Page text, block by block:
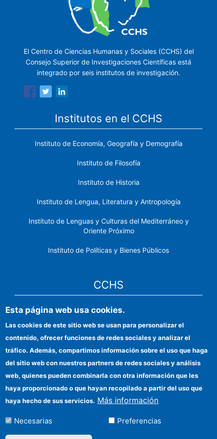
El Centro de Ciencias Humanas y Sociales (CCHS) del
Consejo Superior de Investigaciones Científicas está
integrado por seis institutos de investigación.
Institutos en el CCHS
Instituto de Economía, Geografía y Demografía
Instituto de Filosofía
Instituto de Historia
Instituto de Lengua, Literatura y Antropología
Instituto de Lenguas y Culturas del Mediterráneo y
Oriente Próximo
Instituto de Políticas y Bienes Públicos
CCHS
Sede electrónica CSIC
Identidad institucional
Información para proveedores
Ayudas FEDER
Organismos financiadores
Contacto
Cómo llegar
Esta página web usa cookies.
Las cookies de este sitio web se usan para personalizar el
contenido, ofrecer funciones de redes sociales y analizar el
tráfico. Además, compartimos información sobre el uso que haga
del sitio web con nuestros partners de redes sociales y análisis
web, quienes pueden combinarla con otra información que les
haya proporcionado o que hayan recopilado a partir del uso que
haya hecho de sus servicios. Más información
Necesarias Preferencias